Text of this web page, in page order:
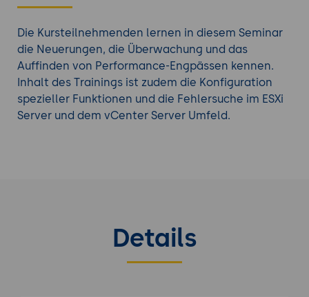
Die Kursteilnehmenden lernen in diesem Seminar
die Neuerungen, die Überwachung und das
Auffinden von Performance-Engpässen kennen.
Inhalt des Trainings ist zudem die Konfiguration
spezieller Funktionen und die Fehlersuche im ESXi
Server und dem vCenter Server Umfeld.
Details